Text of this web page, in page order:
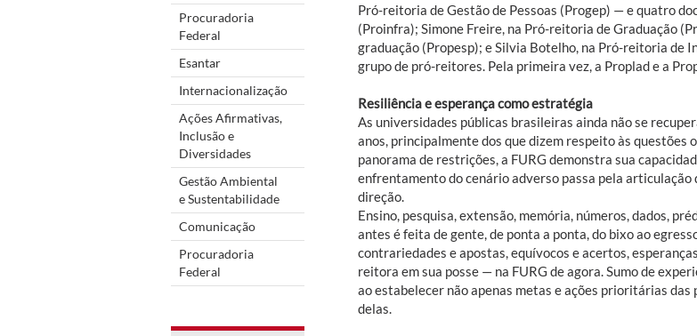
Procuradoria
Federal
Esantar
Internacionalização
Ações Afirmativas,
Inclusão e
Diversidades
Gestão Ambiental
e Sustentabilidade
Comunicação
Procuradoria
Federal
Pró-reitoria de Gestão de Pessoas (Progep) — e quatro
(Proinfra); Simone Freire, na Pró-reitoria de Graduação
graduação (Propesp); e Silvia Botelho, na Pró-reitoria de
grupo de pró-reitores. Pela primeira vez, a Proplad e a
Resiliência e esperança como estratégia
As universidades públicas brasileiras ainda não se
anos, principalmente dos que dizem respeito às questões
panorama de restrições, a FURG demonstra sua
enfrentamento do cenário adverso passa pela
direção.
Ensino, pesquisa, extensão, memória, números, dados,
antes é feita de gente, de ponta a ponta, do bixo ao
contrariedades e apostas, equívocos e acertos,
reitora em sua posse — na FURG de agora. Sumo de
ao estabelecer não apenas metas e ações prioritárias
delas.